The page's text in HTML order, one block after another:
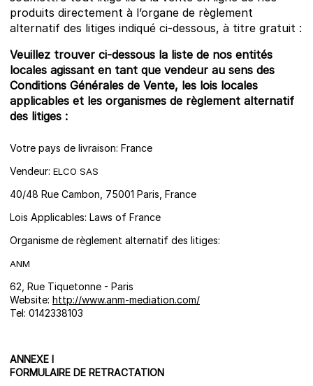
produits directement à l’organe de règlement
alternatif des litiges indiqué ci-dessous, à titre gratuit :
Veuillez trouver ci-dessous la liste de nos entités
locales agissant en tant que vendeur au sens des
Conditions Générales de Vente, les lois locales
applicables et les organismes de règlement alternatif
des litiges :
Votre pays de livraison: France
Vendeur: ELCO SAS
40/48 Rue Cambon, 75001 Paris, France
Lois Applicables: Laws of France
Organisme de règlement alternatif des litiges:
ANM
62, Rue Tiquetonne - Paris
Website: http://www.anm-mediation.com/
Tel: 0142338103
ANNEXE I
FORMULAIRE DE RETRACTATION